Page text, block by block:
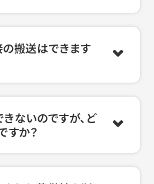
搬送はできます
ないのですが、ど
すか？